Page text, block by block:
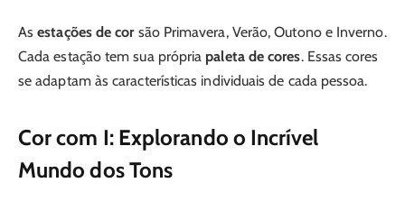
Asestações de corsão Primavera, Verão, Outono e Inverno.
Cada estação tem sua própria paleta de cores. Essas cores
se adaptam às características individuais de cada pessoa.
Cor com I: Explorando o Incrível
Mundo dos Tons